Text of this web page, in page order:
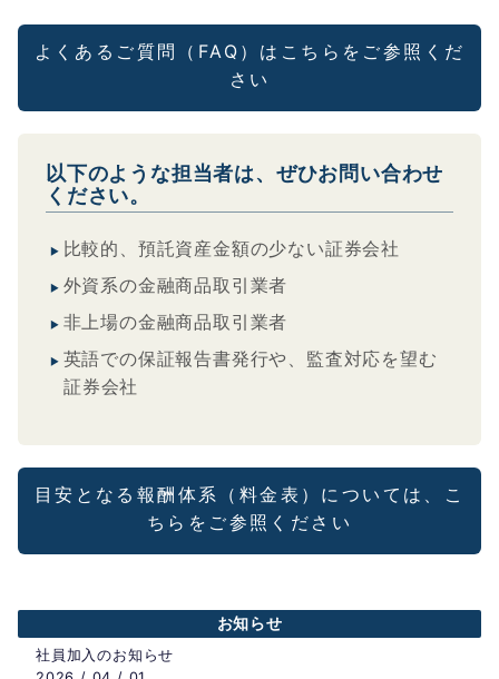
よくあるご質問（FAQ）はこちらをご参照くだ
さい
以下のような担当者は、ぜひお問い合わせ
ください。
比較的、預託資産金額の少ない証券会社
外資系の金融商品取引業者
非上場の金融商品取引業者
英語での保証報告書発行や、監査対応を望む
証券会社
目安となる報酬体系（料金表）については、こ
ちらをご参照ください
お知らせ
社員加入のお知らせ